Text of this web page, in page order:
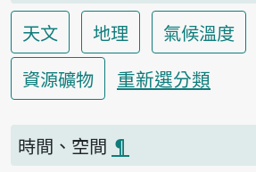
天文
地理 氣候溫度
資源礦物
重新選分類
時間、空間 ¶